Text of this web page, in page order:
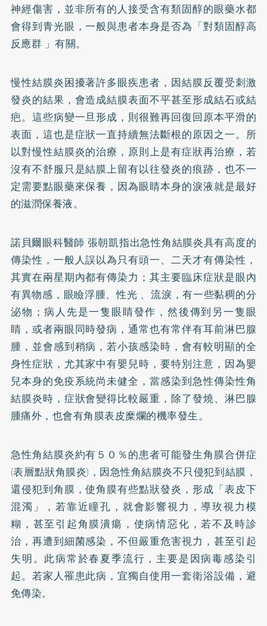
神經傷害，並非所有的人接受含有類固醇的眼藥水都
會得到青光眼，一般與患者本身是否為「對類固醇高
反應群 」有關。
慢性結膜炎困擾著許多眼疾患者，因結膜反覆受刺激
發炎的結果，會造成結膜表面不平甚至形成結石或結
疤。這些病變一旦形成，則很難再回復回原本平滑的
表面，這也是症狀一直持續無法斷根的原因之一。所
以對慢性結膜炎的治療，原則上是有症狀再治療，若
沒有不舒服只是結膜上留有以往發炎的痕跡，也不一
定需要點眼藥來保養，因為眼睛本身的淚液就是最好
的滋潤保養液。
諾貝爾眼科醫師 張朝凱指出急性角結膜炎具有高度的
傳染性，一般人誤以為只有頭一、二天才有傳染性，
其實在兩星期內都有傳染力；其主要臨床症狀是眼內
有異物感，眼瞼浮腫、性光 、流淚，有一些黏稠的分
泌物；病人先是一隻眼睛發作，然後傳到另一隻眼
睛，或者兩眼同時發病，通常也有常伴有耳前淋巴腺
腫，並會感到稍病，若小孩感染時，會有較明顯的全
身性症狀，尤其家中有嬰兒時，要特別注意，因為嬰
兒本身的免疫系統尚未健全，當感染到急性傳染性角
結膜炎時，症狀會變得比較嚴重，除了發燒、淋巴腺
腫痛外，也會有角膜表皮糜爛的機率發生。
急性角結膜炎約有５０％的患者可能發生角膜合併症
(表層點狀角膜炎)，因急性角結膜炎不只侵犯到結膜，
還侵犯到角膜，使角膜有些點狀發炎，形成「表皮下
混濁」，若靠近瞳孔，就會影響視力，導玫視力模
糊，甚至引起角膜潰瘍，使病情惡化，若不及時診
治，再遭到細菌感染，不但嚴重危害視力，甚至引起
失明。此病常於春夏季流行，主要是因病毒感染引
起。若家人罹患此病，宜獨自使用一套衛浴設備，避
免傳染。